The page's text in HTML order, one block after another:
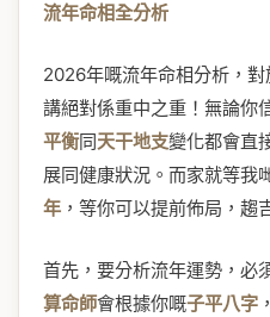
流年命相全分析
2026年嘅流年命相分析，
講絕對係重中之重！無論你
平衡同天干地支變化都會直
展同健康狀況。而家就等我
年 ，等你可以提前佈局，趨
首先，要分析流年運勢，必
算命師會根據你嘅子平八字